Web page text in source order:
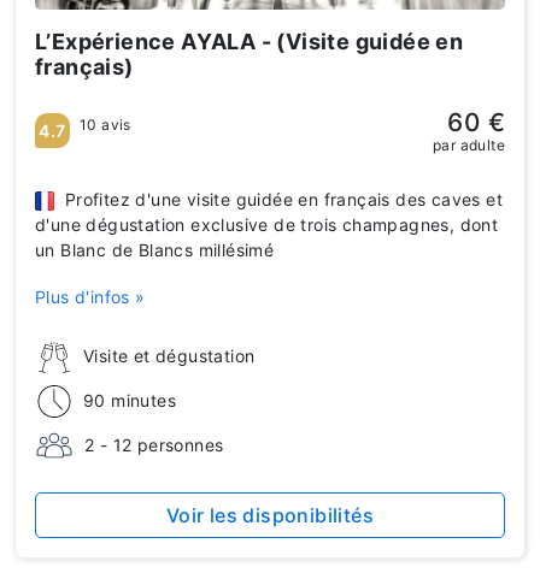
L’Expérience AYALA - (Visite guidée en
français)
Visite et dégustation
90 minutes
2 - 12 personnes
Profitez d'une visite guidée en français des caves et
d'une dégustation exclusive de trois champagnes, dont
un Blanc de Blancs millésimé
Plus d'infos »
4.7 10 avis 60 €
par adulte
Voir les disponibilités